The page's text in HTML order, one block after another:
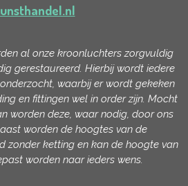
al onze kroonluchters zorgvuldig
gerestaureerd. Hierbij wordt iedere
waarbij er wordt gekeken
en fittingen wel in order zijn. Mocht
worden deze, waar nodig, door ons
worden de hoogtes van de
zonder ketting en kan de hoogte van
worden naar ieders wens.